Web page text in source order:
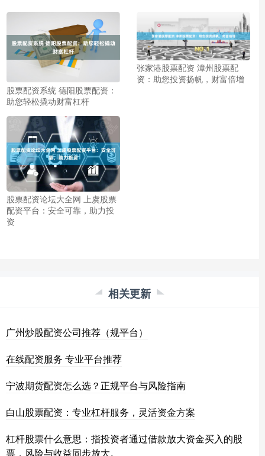
股票配资系统 德阳股票配资：
助您轻松撬动财富杠杆
张家港股票配资 漳州股票配
资：助您投资扬帆，财富倍增
股票配资论坛大全网 上虞股票
配资平台：安全可靠，助力投
资
相关更新
广州炒股配资公司推荐（规平台）
在线配资服务 专业平台推荐
宁波期货配资怎么选？正规平台与风险指南
白山股票配资：专业杠杆服务，灵活资金方案
杠杆股票什么意思：指投资者通过借款放大资金买入的股
票，风险与收益同步放大。